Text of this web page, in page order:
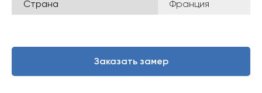
Страна
Франция
Заказать замер